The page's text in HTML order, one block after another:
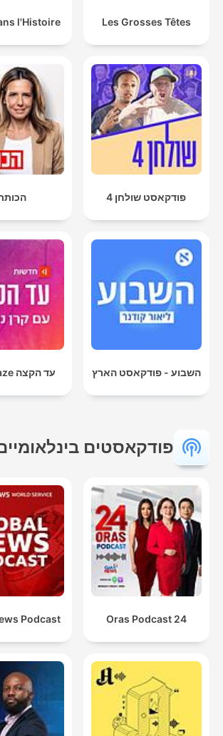
Les Grosses Têtes
l'Histoire
פודקאסט שולחן 4
השבוע - פודקאסט הארץ עד הקצה Ad Hakaze
פודקאסטים
24 Oras Podcast
Podcast